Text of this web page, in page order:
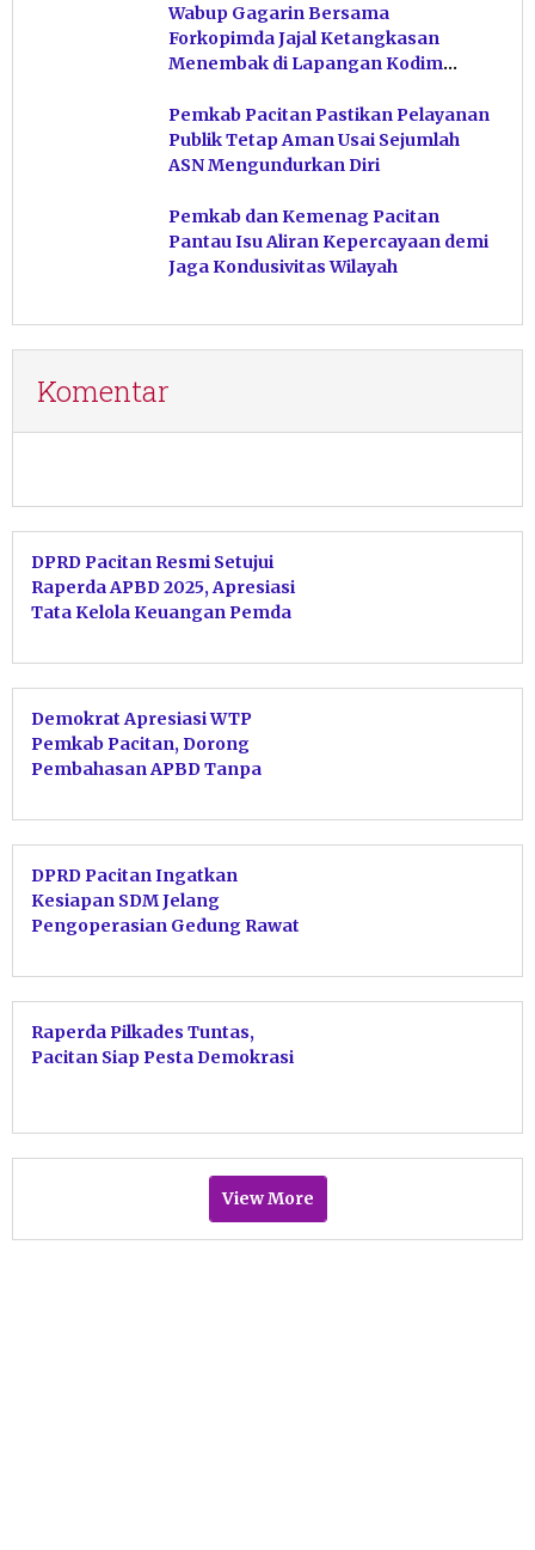
Wabup Gagarin Bersama
Forkopimda Jajal Ketangkasan
Menembak di Lapangan Kodim
Pemkab Pacitan Pastikan Pelayanan
Publik Tetap Aman Usai Sejumlah
ASN Mengundurkan Diri
Pemkab dan Kemenag Pacitan
Pantau Isu Aliran Kepercayaan demi
Jaga Kondusivitas Wilayah
Komentar
DPRD Pacitan Resmi Setujui
Raperda APBD 2025, Apresiasi
Tata Kelola Keuangan Pemda
Demokrat Apresiasi WTP
Pemkab Pacitan, Dorong
Pembahasan APBD Tanpa
DPRD Pacitan Ingatkan
Kesiapan SDM Jelang
Pengoperasian Gedung Rawat
Raperda Pilkades Tuntas,
Pacitan Siap Pesta Demokrasi
View More